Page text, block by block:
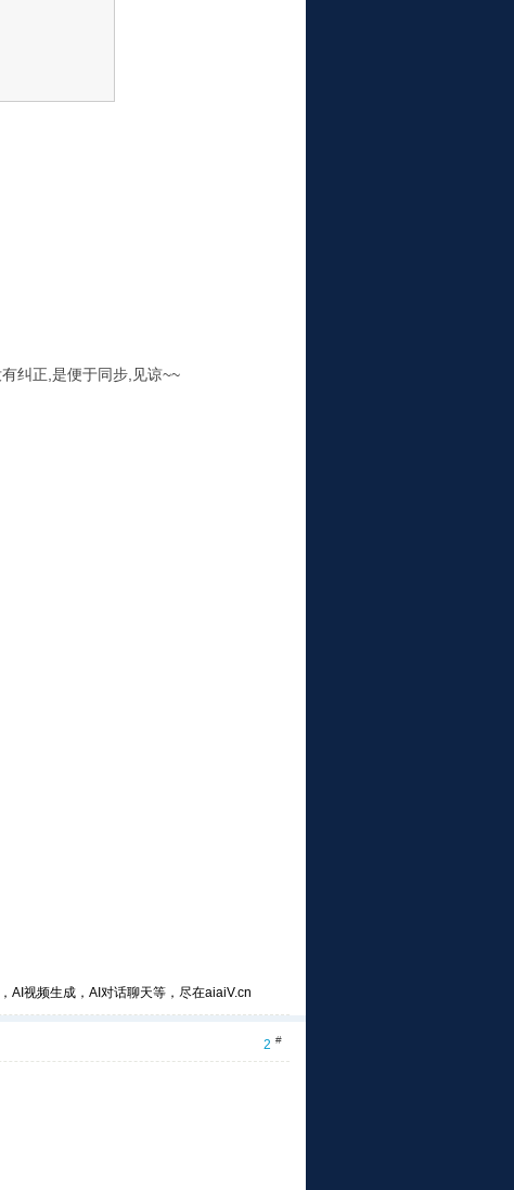
纠正,是便于同步,见谅~~
AI视频生成，AI对话聊天等，尽在aiaiV.cn
2 #